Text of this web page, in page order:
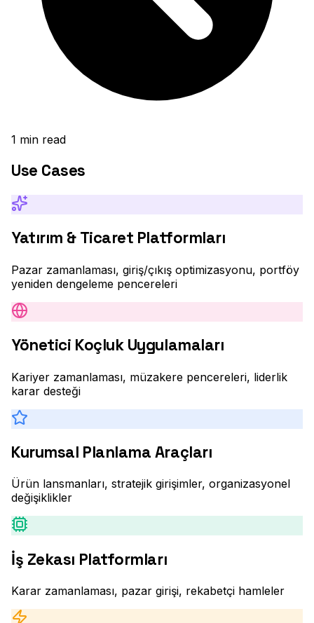
1 min read
Use Cases
Yatırım & Ticaret Platformları
Pazar zamanlaması, giriş/çıkış optimizasyonu, portföy
yeniden dengeleme pencereleri
Yönetici Koçluk Uygulamaları
Kariyer zamanlaması, müzakere pencereleri, liderlik
karar desteği
Kurumsal Planlama Araçları
Ürün lansmanları, stratejik girişimler, organizasyonel
değişiklikler
İş Zekası Platformları
Karar zamanlaması, pazar girişi, rekabetçi hamleler